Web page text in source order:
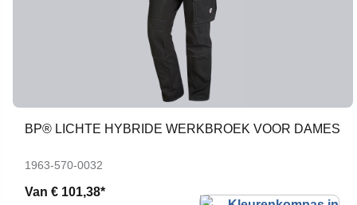
BP® LICHTE HYBRIDE WERKBROEK VOOR DAMES
1963-570-0032
Van € 101,38*